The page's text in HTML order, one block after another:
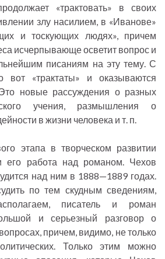
«трактовать» в своих
злу насилием, в «Иванове»
и тоскующих людях», причем
исчерпывающе осветит вопрос и
писаниям на эту тему. С
вот «трактаты» и оказываются
новые рассуждения о разных
учения, размышления о
в жизни человека и т. п.
этапа в творческом развитии
его работа над романом. Чехов
над ним в 1888—1889 годах.
по тем скудным сведениям,
писатель и роман
и серьезный разговор о
причем, видимо, не только
Только этим можно